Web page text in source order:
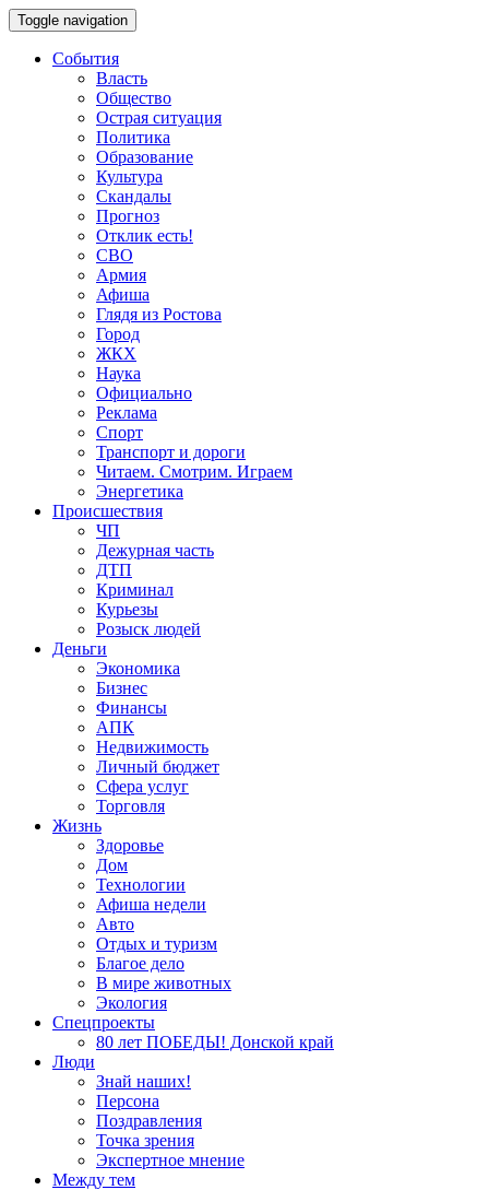
Toggle navigation
События
Власть
Общество
Острая ситуация
Политика
Образование
Культура
Скандалы
Прогноз
Отклик есть!
СВО
Армия
Афиша
Глядя из Ростова
Город
ЖКХ
Наука
Официально
Реклама
Спорт
Транспорт и дороги
Читаем. Смотрим. Играем
Энергетика
Происшествия
ЧП
Дежурная часть
ДТП
Криминал
Курьезы
Розыск людей
Деньги
Экономика
Бизнес
Финансы
АПК
Недвижимость
Личный бюджет
Сфера услуг
Торговля
Жизнь
Здоровье
Дом
Технологии
Афиша недели
Авто
Отдых и туризм
Благое дело
В мире животных
Экология
Спецпроекты
80 лет ПОБЕДЫ! Донской край
Люди
Знай наших!
Персона
Поздравления
Точка зрения
Экспертное мнение
Между тем